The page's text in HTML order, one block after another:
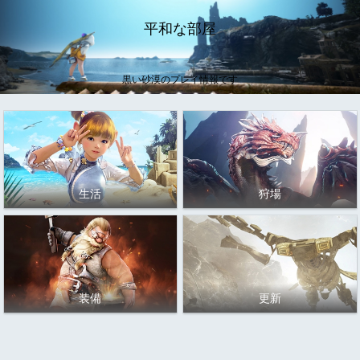
平和な部屋
黒い砂漠のプレイ情報です
生活 狩場
装備 更新